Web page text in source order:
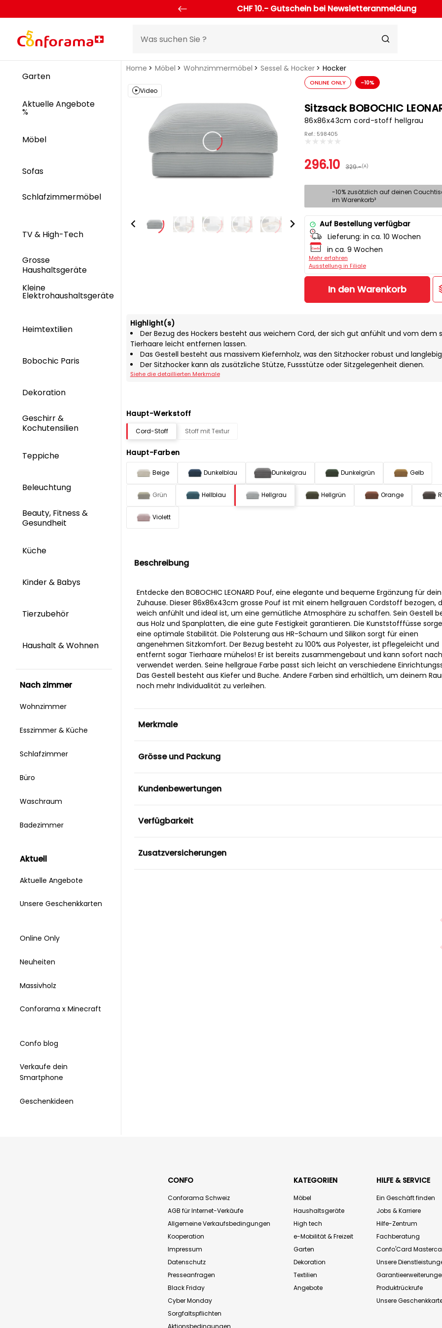
CHF 10.- Gutschein bei Newsletteranmeldung
Garten
Aktuelle Angebote
%
Möbel
Sofas
Schlafzimmermöbel
TV & High-Tech
Grosse
Haushaltsgeräte
Kleine
Elektrohaushaltsgeräte
Heimtextilien
Bobochic Paris
Dekoration
Geschirr &
Kochutensilien
Teppiche
Beleuchtung
Beauty, Fitness &
Gesundheit
Küche
Kinder & Babys
Tierzubehör
Haushalt & Wohnen
nach zimmer
Wohnzimmer
Esszimmer & Küche
Schlafzimmer
Büro
Waschraum
Badezimmer
aktuell
Aktuelle Angebote
Unsere Geschenkkarten
Online Only
Neuheiten
Massivholz
Conforama x Minecraft
Confo blog
Verkaufe dein
Smartphone
Geschenkideen
Home Möbel Wohnzimmermöbel Sessel & Hocker Hocker
Video
ONLINE ONLY -10%
Sitzsack BOBOCHIC
86x86x43cm cord-stoff hellgrau
Ref.: 598405
296.10 329.-(A)
-10% zusätzlich auf deinen
im Warenkorb³
Auf Bestellung verfügbar
Lieferung: in ca. 10 Wochen
in ca. 9 Wochen
Mehr erfahren
Ausstellung in Filiale
In den Warenkorb
Highlight(s)
Der Bezug des Hockers besteht aus weichem Cord, der sich gut anfühlt und vom dem
Tierhaare leicht entfernen lassen.
Das Gestell besteht aus massivem Kiefernholz, was den Sitzhocker robust und
Der Sitzhocker kann als zusätzliche Stütze, Fussstütze oder Sitzgelegenheit dienen.
Siehe die detaillierten Merkmale
Haupt-Werkstoff
Cord-Stoff Stoff mit Textur
Haupt-Farben
Beige Dunkelblau Dunkelgrau Dunkelgrün Gelb
Grün Hellblau Hellgrau Hellgrün Orange
Violett
Beschreibung
Entdecke den BOBOCHIC LEONARD Pouf, eine elegante und bequeme Ergänzung für dein
Zuhause. Dieser 86x86x43cm grosse Pouf ist mit einem hellgrauen Cordstoff bezogen,
weich anfühlt und ideal ist, um eine gemütliche Atmosphäre zu schaffen. Sein Gestell
aus Holz und Spanplatten, die eine gute Festigkeit garantieren. Die Kunststofffüsse
eine optimale Stabilität. Die Polsterung aus HR-Schaum und Silikon sorgt für einen
angenehmen Sitzkomfort. Der Bezug besteht zu 100% aus Polyester, ist pflegeleicht und
entfernt sogar Tierhaare mühelos! Er ist bereits zusammengebaut und kann sofort
verwendet werden. Seine hellgraue Farbe passt sich leicht an verschiedene
Das Gestell besteht aus Kiefer und Buche. Andere Farben sind erhältlich, um deinem
noch mehr Individualität zu verleihen.
Merkmale
Grösse und Packung
Kundenbewertungen
Verfügbarkeit
Zusatzversicherungen
CONFO
Conforama Schweiz
AGB für Internet-Verkäufe
Allgemeine Verkaufsbedingungen
Kooperation
Impressum
Datenschutz
Presseanfragen
Black Friday
Cyber Monday
Sorgfaltspflichten
KATEGORIEN
Möbel
Haushaltsgeräte
High tech
e-Mobilität & Freizeit
Garten
Dekoration
Textilien
Angebote
HILFE & SERVICE
Ein Geschäft finden
Jobs & Karriere
Hilfe-Zentrum
Fachberatung
Confo'Card
Unsere
Produktrückrufe
Unsere